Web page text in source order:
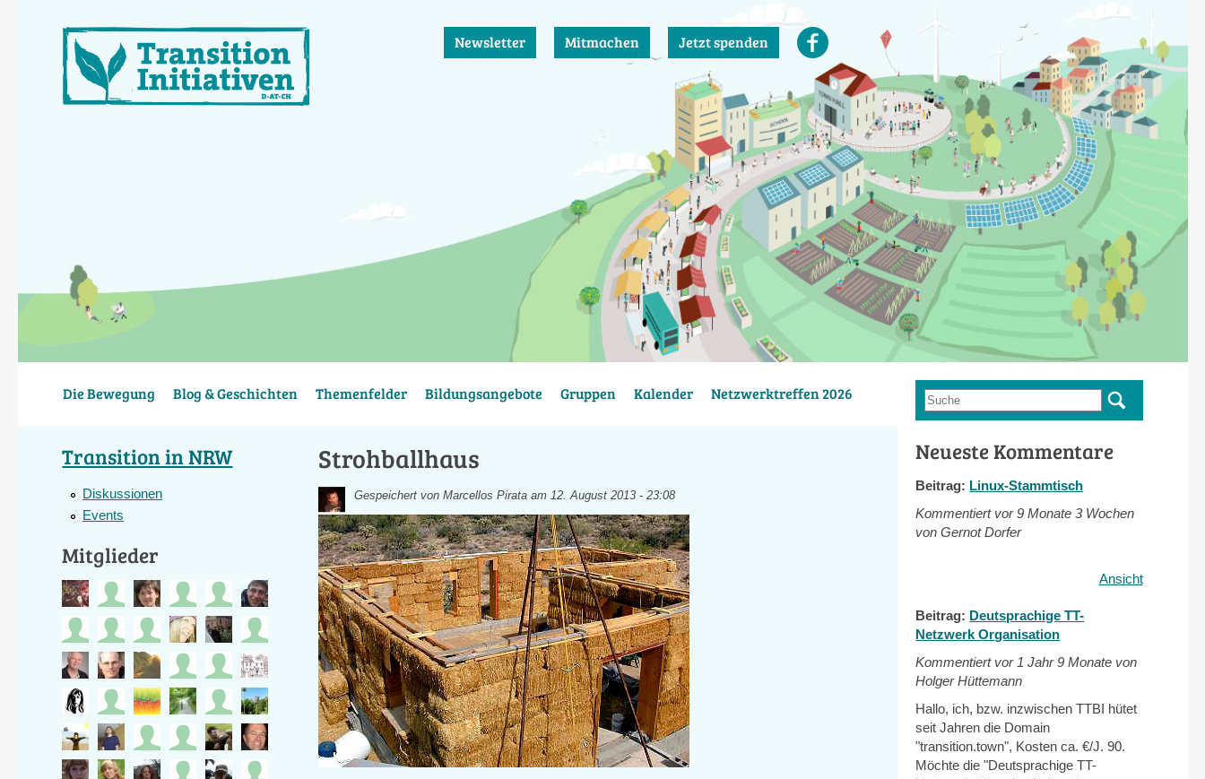
Newsletter Mitmachen Jetzt spenden
Die Bewegung Blog & Geschichten Themenfelder Bildungsangebote Gruppen Kalender Netzwerktreffen 2026
Strohballhaus
Gespeichert vonMarcellos Pirata am 12. August 2013 - 23:08
Transition in NRW
Diskussionen
Events
Mitglieder
Suchformular
Suche
Neueste Kommentare
Beitrag: Linux-Stammtisch
Kommentiert vor9 Monate 3 Wochen
von Gernot Dorfer
Ansicht
Beitrag: Deutsprachige TT-
Netzwerk Organisation
Kommentiert vor 1 Jahr 9 Monate von
Holger Hüttemann
Hallo, ich, bzw. inzwischen TTBI hütet
seit Jahren die Domain
"transition.town", Kosten ca. €/J. 90.
Möchte die "Deutsprachige TT-